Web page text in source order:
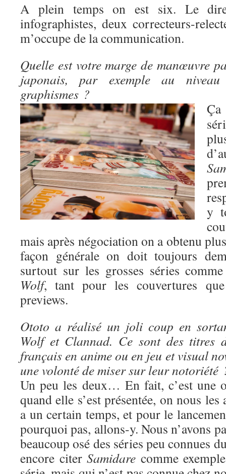
A plein temps on est six. Le
infographistes, deux correcteurs-
m’occupe de la communication.
Quelle est votre marge de manœuvre
japonais, par exemple au
graphismes ?
y
mais après négociation on a obtenu
façon générale on doit toujours
surtout sur les grosses séries
Wolf, tant pour les couvertures
previews.
Ototo a réalisé un joli coup en
Wolf et Clannad. Ce sont des titres
français en anime ou en jeu et visual
une volonté de miser sur leur notoriété
Un peu les deux… En fait, c’est une
quand elle s’est présentée, on nous
a un certain temps, et pour le
pourquoi pas, allons-y. Nous n’avons
beaucoup osé des séries peu connues
encore citer Samidare comme